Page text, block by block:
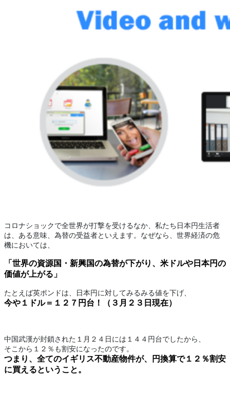
コロナショックで全世界が打撃を受けるなか、私たち日本円生活者
は、ある意味、為替の受益者といえます。なぜなら、世界経済の危
機においては、
「世界の資源国・新興国の為替が下がり、 米ドルや日本円の
価値が上がる」
たとえば英ポンドは、日本円に対してみるみる値を下げ、
今や１ドル＝１２７円台！（３月２３日現在）
中国武漢が封鎖された１月２４日には１４４ 円台でしたから、
そこから１２％も割安になったのです。
つまり、全てのイギリス不動産物件が、円換算で１２％割安
に買えるということ。